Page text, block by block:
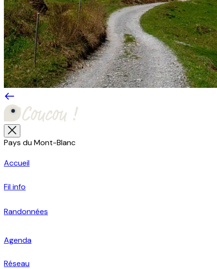
Pays du Mont-Blanc
Accueil
Fil info
Randonnées
Agenda
Réseau